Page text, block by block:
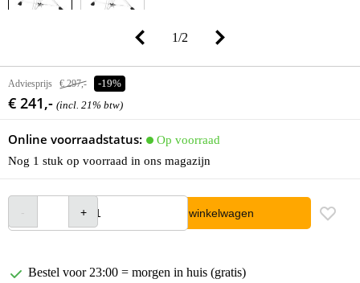
1/2
Adviesprijs € 297,- -19%
€ 241,- (incl. 21% btw)
Online voorraadstatus:
Op voorraad
Nog 1 stuk op voorraad in ons magazijn
In winkelwagen
Bestel voor 23:00 = morgen in huis (gratis)